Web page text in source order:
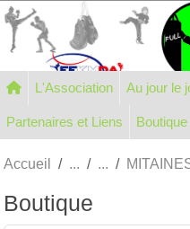
L'Association Au jour le
Partenaires et Liens Boutique
Accueil
Boutique
Panneau de gestion des